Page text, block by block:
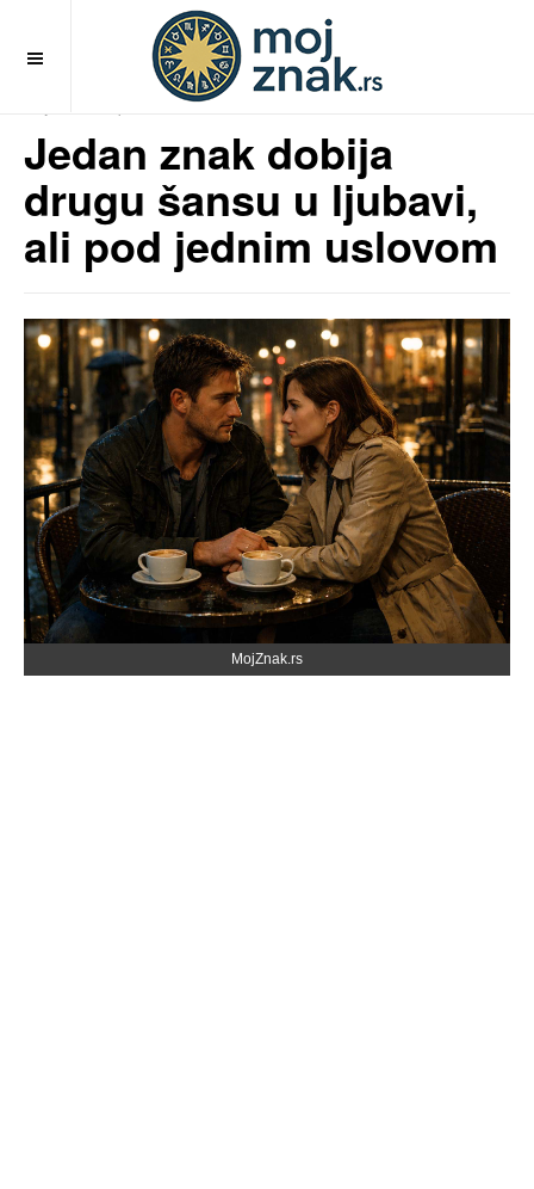
pre 5 meseci
Jedan znak dobija
drugu šansu u ljubavi,
ali pod jednim uslovom
MojZnak.rs